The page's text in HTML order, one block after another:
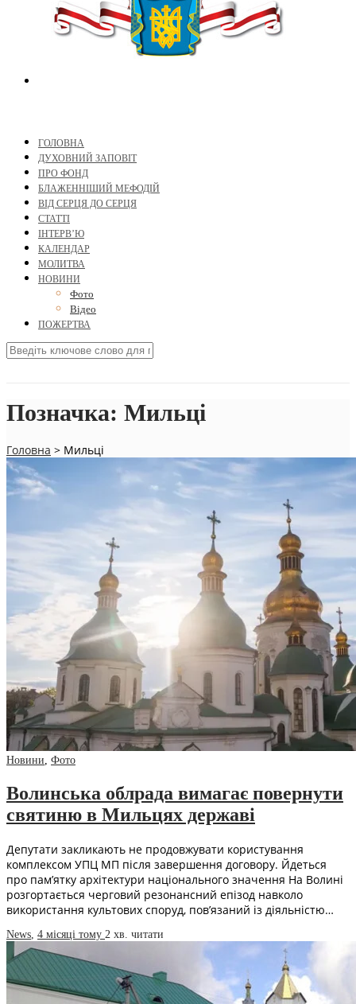
ГОЛОВНА
ДУХОВНИЙ ЗАПОВІТ
ПРО ФОНД
БЛАЖЕННІШИЙ МЕФОДІЙ
ВІД СЕРЦЯ ДО СЕРЦЯ
СТАТТІ
ІНТЕРВ’Ю
КАЛЕНДАР
МОЛИТВА
НОВИНИ
Фото
Відео
ПОЖЕРТВА
Позначка: Мильці
Головна > Мильці
Новини, Фото
Волинська облрада вимагає повернути
святиню в Мильцях державі
Депутати закликають не продовжувати користування
комплексом УПЦ МП після завершення договору. Йдеться
про пам’ятку архітектури національного значення На Волині
розгортається черговий резонансний епізод навколо
використання культових споруд, пов’язаний із діяльністю…
News, 4 місяці тому 2 хв. читати